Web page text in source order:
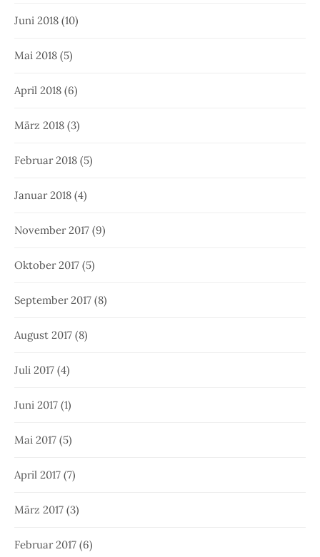
Juni 2018 (10)
Mai 2018 (5)
April 2018 (6)
März 2018 (3)
Februar 2018 (5)
Januar 2018 (4)
November 2017 (9)
Oktober 2017 (5)
September 2017 (8)
August 2017 (8)
Juli 2017 (4)
Juni 2017 (1)
Mai 2017 (5)
April 2017 (7)
März 2017 (3)
Februar 2017 (6)